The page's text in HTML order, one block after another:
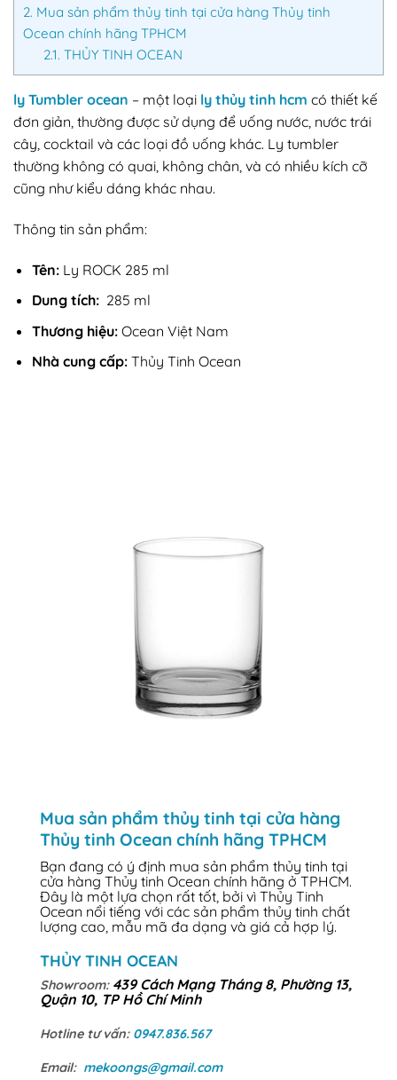
2. Mua sản phẩm thủy tinh tại cửa hàng Thủy tinh
Ocean chính hãng TPHCM
2.1. THỦY TINH OCEAN
ly Tumbler ocean – một loại ly thủy tinh hcm có thiết kế
đơn giản, thường được sử dụng để uống nước, nước trái
cây, cocktail và các loại đồ uống khác. Ly tumbler
thường không có quai, không chân, và có nhiều kích cỡ
cũng như kiểu dáng khác nhau.
Thông tin sản phẩm:
Tên:Ly ROCK 285 ml
Dung tích: 285 ml
Thương hiệu:Ocean Việt Nam
Nhà cung cấp:Thủy Tinh Ocean
Mua sản phẩm thủy tinh tại cửa hàng
Thủy tinh Ocean chính hãng TPHCM
Bạn đang có ý định mua sản phẩm thủy tinh tại
cửa hàng Thủy tinh Ocean chính hãng ở TPHCM.
Đây là một lựa chọn rất tốt, bởi vì Thủy Tinh
Ocean nổi tiếng với các sản phẩm thủy tinh chất
lượng cao, mẫu mã đa dạng và giá cả hợp lý.
THỦY TINH OCEAN
Showroom: 439 Cách Mạng Tháng 8, Phường 13,
Quận 10, TP Hồ Chí Minh
Hotline tư vấn: 0947.836.567
Email: mekoongs@gmail.com